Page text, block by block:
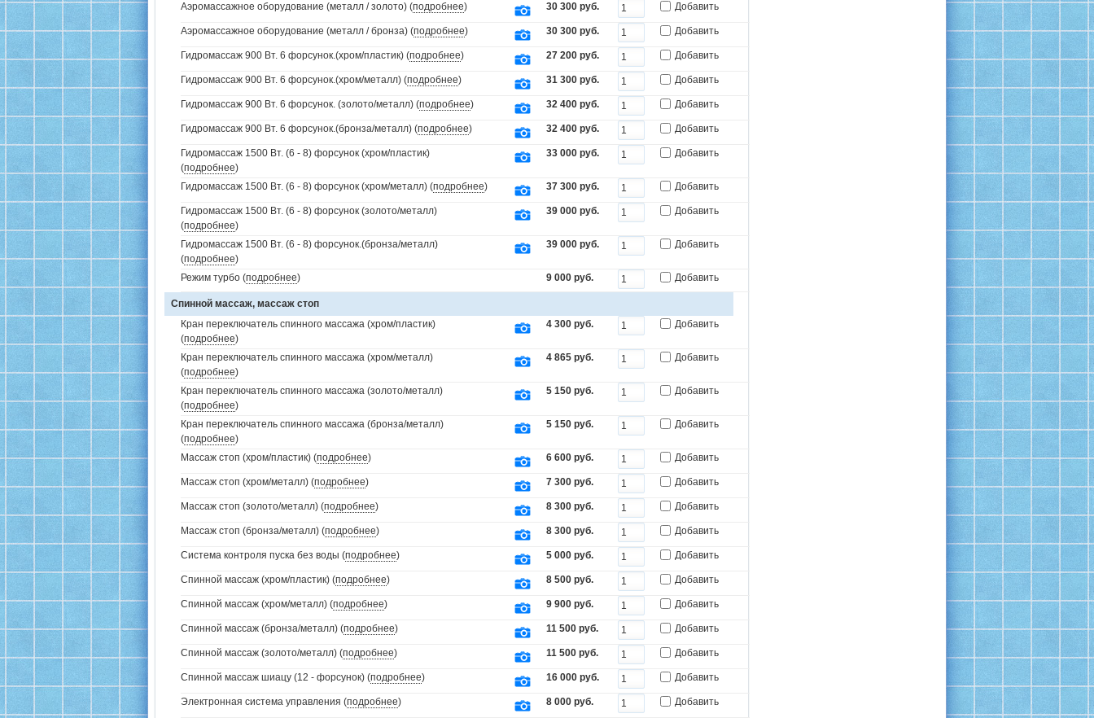
Аэромассажное оборудование (металл / золото) (подробнее) 30 300 руб. Добавить
Аэромассажное оборудование (металл / бронза) (подробнее) 30 300 руб. Добавить
Гидромассаж 900 Вт. 6 форсунок.(хром/пластик) (подробнее) 27 200 руб. Добавить
Гидромассаж 900 Вт. 6 форсунок.(хром/металл) (подробнее) 31 300 руб. Добавить
Гидромассаж 900 Вт. 6 форсунок. (золото/металл) (подробнее) 32 400 руб. Добавить
Гидромассаж 900 Вт. 6 форсунок.(бронза/металл) (подробнее) 32 400 руб. Добавить
Гидромассаж 1500 Вт. (6 - 8) форсунок (хром/пластик)
(подробнее)
33 000 руб. Добавить
Гидромассаж 1500 Вт. (6 - 8) форсунок (хром/металл) (подробнее) 37 300 руб. Добавить
Гидромассаж 1500 Вт. (6 - 8) форсунок (золото/металл)
(подробнее)
39 000 руб. Добавить
Гидромассаж 1500 Вт. (6 - 8) форсунок.(бронза/металл)
(подробнее)
39 000 руб. Добавить
Режим турбо (подробнее) 9 000 руб. Добавить
Спинной массаж, массаж стоп
Кран переключатель спинного массажа (хром/пластик)
(подробнее)
4 300 руб. Добавить
Кран переключатель спинного массажа (хром/металл)
(подробнее)
4 865 руб. Добавить
Кран переключатель спинного массажа (золото/металл)
(подробнее)
5 150 руб. Добавить
Кран переключатель спинного массажа (бронза/металл)
(подробнее)
5 150 руб. Добавить
Массаж стоп (хром/пластик) (подробнее) 6 600 руб. Добавить
Массаж стоп (хром/металл) (подробнее) 7 300 руб. Добавить
Массаж стоп (золото/металл) (подробнее) 8 300 руб. Добавить
Массаж стоп (бронза/металл) (подробнее) 8 300 руб. Добавить
Система контроля пуска без воды (подробнее) 5 000 руб. Добавить
Спинной массаж (хром/пластик) (подробнее) 8 500 руб. Добавить
Спинной массаж (хром/металл) (подробнее) 9 900 руб. Добавить
Спинной массаж (бронза/металл) (подробнее) 11 500 руб. Добавить
Спинной массаж (золото/металл) (подробнее) 11 500 руб. Добавить
Спинной массаж шиацу (12 - форсунок) (подробнее) 16 000 руб. Добавить
Электронная система управления (подробнее) 8 000 руб. Добавить